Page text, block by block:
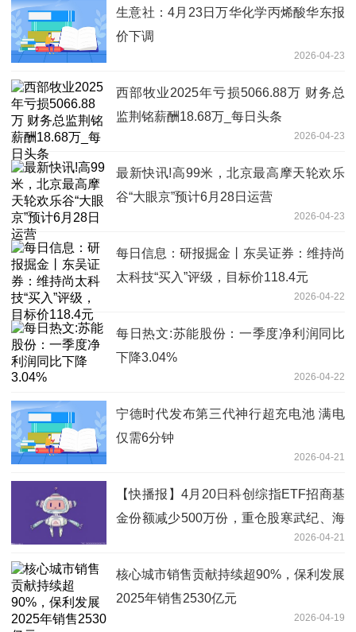
生意社：4月23日万华化学丙烯酸华东报
价下调
2026-04-23
西部牧业2025年亏损5066.88万 财务总
监荆铭薪酬18.68万_每日头条
2026-04-23
最新快讯!高99米，北京最高摩天轮欢乐
谷“大眼京”预计6月28日运营
2026-04-23
每日信息：研报掘金丨东吴证券：维持尚
太科技“买入”评级，目标价118.4元
2026-04-22
每日热文:苏能股份：一季度净利润同比
下降3.04%
2026-04-22
宁德时代发布第三代神行超充电池 满电
仅需6分钟
2026-04-21
【快播报】4月20日科创综指ETF招商基
金份额减少500万份，重仓股寒武纪、海
2026-04-21
核心城市销售贡献持续超90%，保利发展
2025年销售2530亿元
2026-04-19